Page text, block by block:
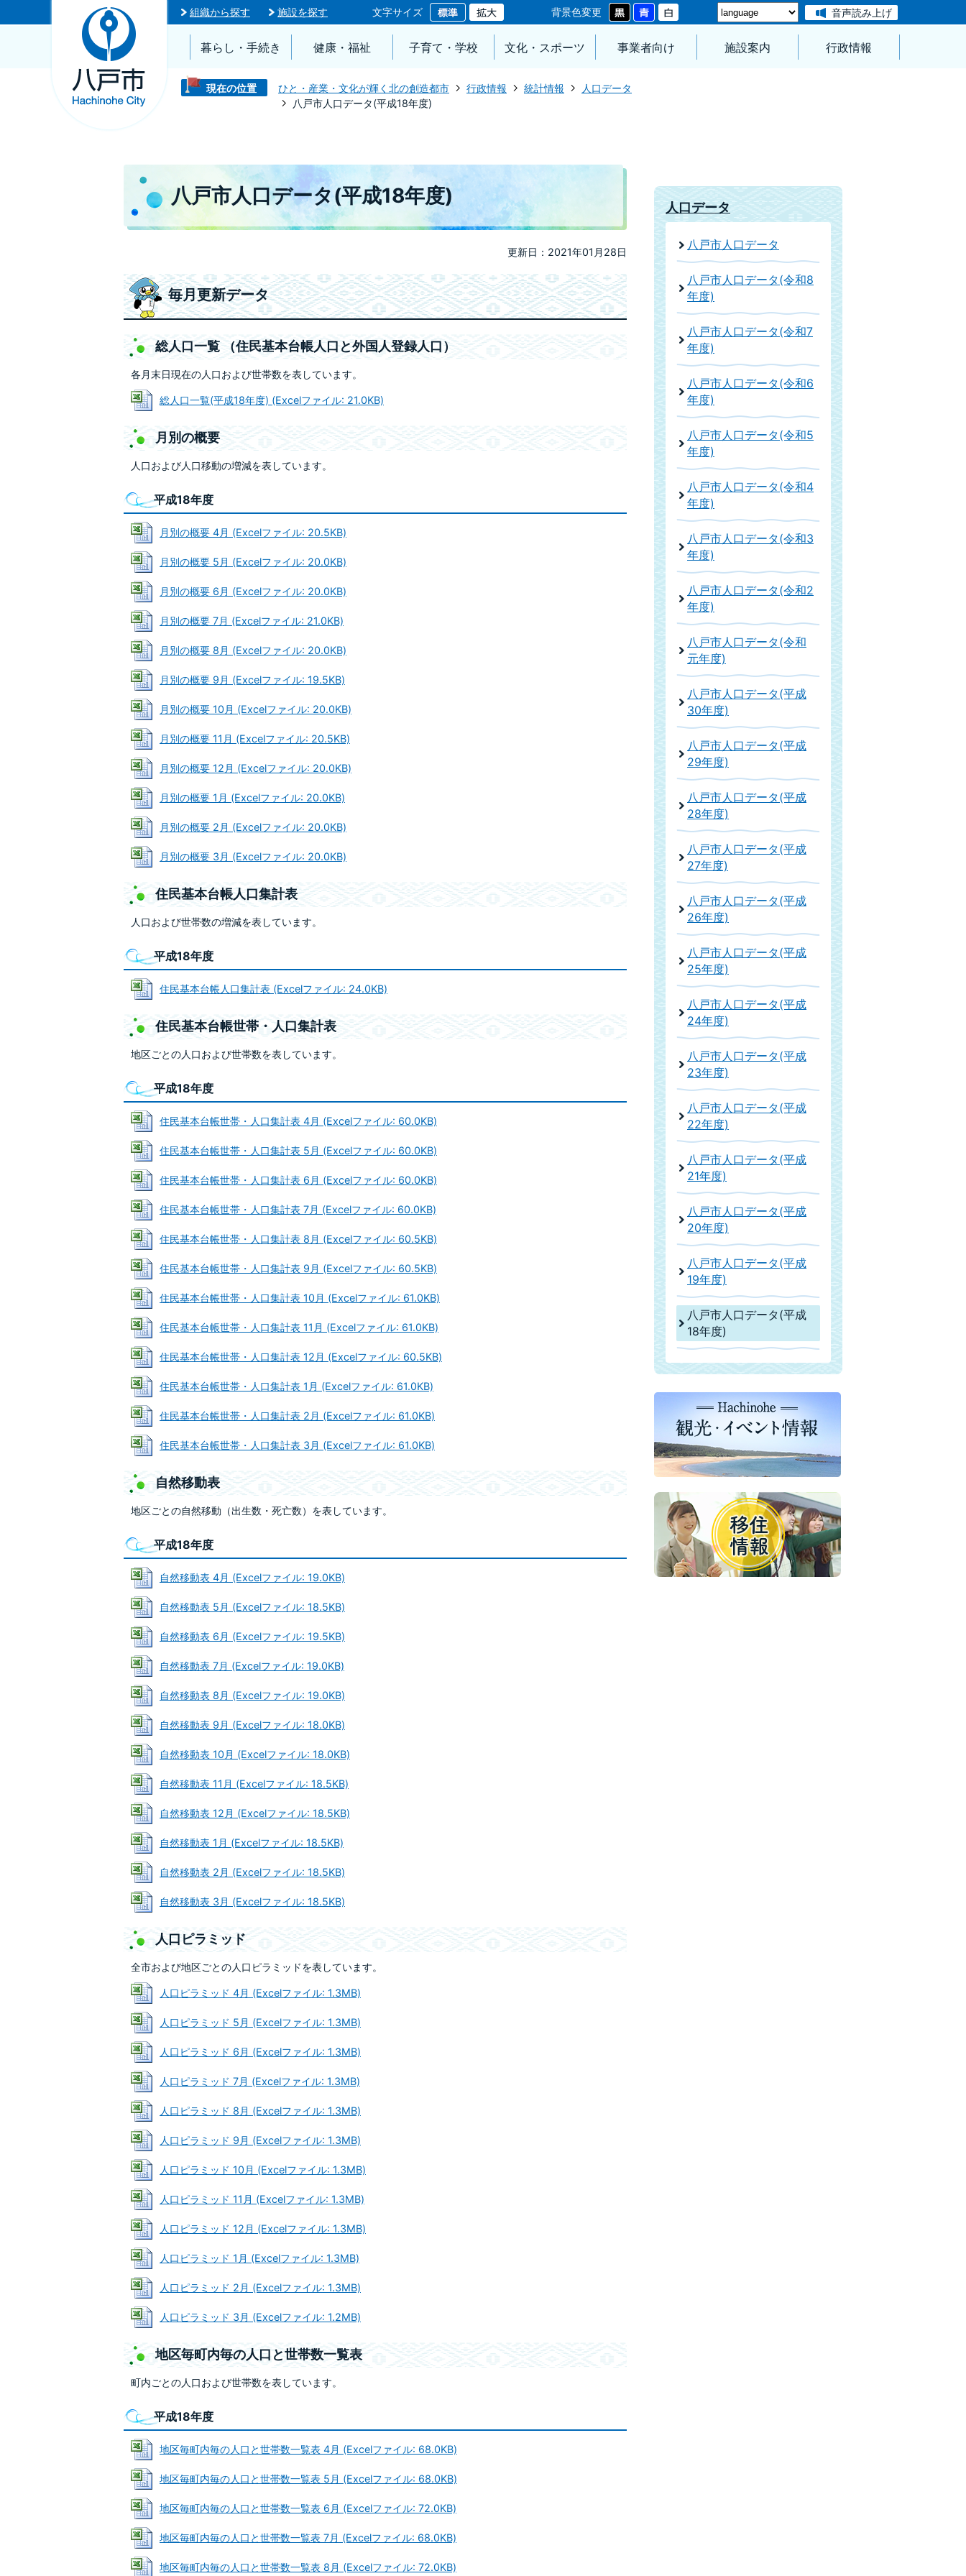
組織から探す 施設を探す 文字サイズ 背景色変更 音声読み上げ
暮らし・手続き 健康・福祉 子育て・学校 文化・スポーツ 事業者向け 施設案内 行政情報
現在の位置 ひと・産業・文化が輝く北の創造都市 行政情報 統計情報
人口データ
八戸市人口データ(平成18年度)
八戸市人口データ(平成18年度)
更新日：2021年01月28日
毎月更新データ
総人口一覧 （住民基本台帳人口と外国人登録人口）
各月末日現在の人口および世帯数を表しています。
総人口一覧(平成18年度) (Excelファイル: 21.0KB)
月別の概要
人口および人口移動の増減を表しています。
平成18年度
月別の概要 4月 (Excelファイル: 20.5KB)
月別の概要 5月 (Excelファイル: 20.0KB)
月別の概要 6月 (Excelファイル: 20.0KB)
月別の概要 7月 (Excelファイル: 21.0KB)
月別の概要 8月 (Excelファイル: 20.0KB)
月別の概要 9月 (Excelファイル: 19.5KB)
月別の概要 10月 (Excelファイル: 20.0KB)
月別の概要 11月 (Excelファイル: 20.5KB)
月別の概要 12月 (Excelファイル: 20.0KB)
月別の概要 1月 (Excelファイル: 20.0KB)
月別の概要 2月 (Excelファイル: 20.0KB)
月別の概要 3月 (Excelファイル: 20.0KB)
住民基本台帳人口集計表
人口および世帯数の増減を表しています。
平成18年度
住民基本台帳人口集計表 (Excelファイル: 24.0KB)
住民基本台帳世帯・人口集計表
地区ごとの人口および世帯数を表しています。
平成18年度
住民基本台帳世帯・人口集計表 4月 (Excelファイル: 60.0KB)
住民基本台帳世帯・人口集計表 5月 (Excelファイル: 60.0KB)
住民基本台帳世帯・人口集計表 6月 (Excelファイル: 60.0KB)
住民基本台帳世帯・人口集計表 7月 (Excelファイル: 60.0KB)
住民基本台帳世帯・人口集計表 8月 (Excelファイル: 60.5KB)
住民基本台帳世帯・人口集計表 9月 (Excelファイル: 60.5KB)
住民基本台帳世帯・人口集計表 10月 (Excelファイル: 61.0KB)
住民基本台帳世帯・人口集計表 11月 (Excelファイル: 61.0KB)
住民基本台帳世帯・人口集計表 12月 (Excelファイル: 60.5KB)
住民基本台帳世帯・人口集計表 1月 (Excelファイル: 61.0KB)
住民基本台帳世帯・人口集計表 2月 (Excelファイル: 61.0KB)
住民基本台帳世帯・人口集計表 3月 (Excelファイル: 61.0KB)
自然移動表
地区ごとの自然移動（出生数・死亡数）を表しています。
平成18年度
自然移動表 4月 (Excelファイル: 19.0KB)
自然移動表 5月 (Excelファイル: 18.5KB)
自然移動表 6月 (Excelファイル: 19.5KB)
自然移動表 7月 (Excelファイル: 19.0KB)
自然移動表 8月 (Excelファイル: 19.0KB)
自然移動表 9月 (Excelファイル: 18.0KB)
自然移動表 10月 (Excelファイル: 18.0KB)
自然移動表 11月 (Excelファイル: 18.5KB)
自然移動表 12月 (Excelファイル: 18.5KB)
自然移動表 1月 (Excelファイル: 18.5KB)
自然移動表 2月 (Excelファイル: 18.5KB)
自然移動表 3月 (Excelファイル: 18.5KB)
人口ピラミッド
全市および地区ごとの人口ピラミッドを表しています。
人口ピラミッド 4月 (Excelファイル: 1.3MB)
人口ピラミッド 5月 (Excelファイル: 1.3MB)
人口ピラミッド 6月 (Excelファイル: 1.3MB)
人口ピラミッド 7月 (Excelファイル: 1.3MB)
人口ピラミッド 8月 (Excelファイル: 1.3MB)
人口ピラミッド 9月 (Excelファイル: 1.3MB)
人口ピラミッド 10月 (Excelファイル: 1.3MB)
人口ピラミッド 11月 (Excelファイル: 1.3MB)
人口ピラミッド 12月 (Excelファイル: 1.3MB)
人口ピラミッド 1月 (Excelファイル: 1.3MB)
人口ピラミッド 2月 (Excelファイル: 1.3MB)
人口ピラミッド 3月 (Excelファイル: 1.2MB)
地区毎町内毎の人口と世帯数一覧表
町内ごとの人口および世帯数を表しています。
平成18年度
地区毎町内毎の人口と世帯数一覧表 4月 (Excelファイル: 68.0KB)
地区毎町内毎の人口と世帯数一覧表 5月 (Excelファイル: 68.0KB)
地区毎町内毎の人口と世帯数一覧表 6月 (Excelファイル: 72.0KB)
地区毎町内毎の人口と世帯数一覧表 7月 (Excelファイル: 68.0KB)
地区毎町内毎の人口と世帯数一覧表 8月 (Excelファイル: 72.0KB)
人口データ
八戸市人口データ
八戸市人口データ(令和8
年度)
八戸市人口データ(令和7
年度)
八戸市人口データ(令和6
年度)
八戸市人口データ(令和5
年度)
八戸市人口データ(令和4
年度)
八戸市人口データ(令和3
年度)
八戸市人口データ(令和2
年度)
八戸市人口データ(令和
元年度)
八戸市人口データ(平成
30年度)
八戸市人口データ(平成
29年度)
八戸市人口データ(平成
28年度)
八戸市人口データ(平成
27年度)
八戸市人口データ(平成
26年度)
八戸市人口データ(平成
25年度)
八戸市人口データ(平成
24年度)
八戸市人口データ(平成
23年度)
八戸市人口データ(平成
22年度)
八戸市人口データ(平成
21年度)
八戸市人口データ(平成
20年度)
八戸市人口データ(平成
19年度)
八戸市人口データ(平成
18年度)